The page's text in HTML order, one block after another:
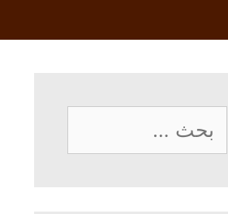
البحث
عن: